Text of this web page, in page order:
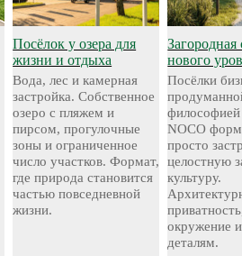
Посёлок у озера для
жизни и отдыха
Вода, лес и камерная
застройка. Собственное
озеро с пляжем и
пирсом, прогулочные
зоны и ограниченное
число участков. Формат,
где природа становится
частью повседневной
жизни.
Загородная
нового
Посёлки
NOCO
просто
целостную
культуру.
окружение
деталям.